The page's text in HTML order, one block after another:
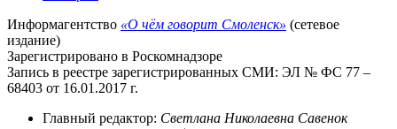
Информагентство «О чём говорит Смоленск» (сетевое
издание)
Зарегистрировано в Роскомнадзоре
Запись в реестре зарегистрированных СМИ: ЭЛ № ФС 77 –
68403 от 16.01.2017 г.
Главный редактор: Светлана Николаевна Савенок